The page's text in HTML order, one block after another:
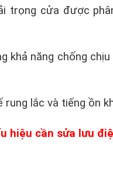
trọng cửa được
khả năng chống
rung lắc và tiếng ồn
hiệu cần sửa lưu